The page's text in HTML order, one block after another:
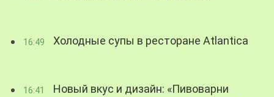
16:49 Холодные супы в ресторане Atlantica
16:41
Новый вкус и дизайн: «Пивоварни